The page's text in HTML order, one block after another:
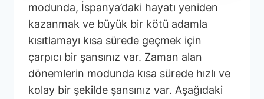
modunda, İspanya’daki hayatı yeniden
kazanmak ve büyük bir kötü adamla
kısıtlamayı kısa sürede geçmek için
çarpıcı bir şansınız var. Zaman alan
dönemlerin modunda kısa sürede hızlı ve
kolay bir şekilde şansınız var. Aşağıdaki